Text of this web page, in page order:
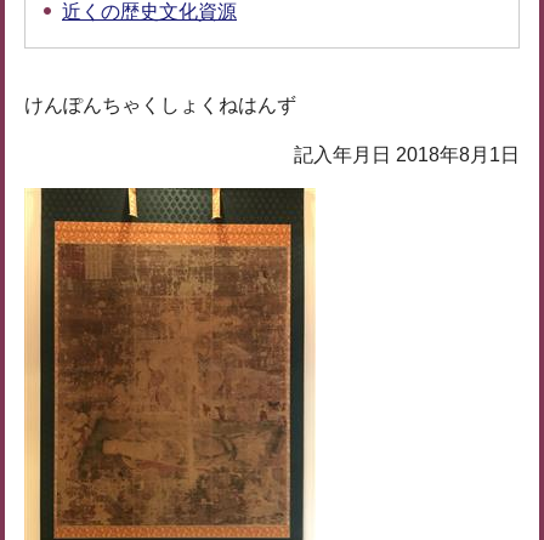
近くの歴史文化資源
けんぽんちゃくしょくねはんず
記入年月日 2018年8月1日